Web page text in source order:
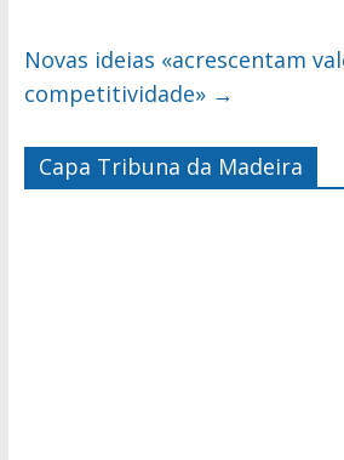
Novas ideias «acrescentam
competitividade» →
Capa Tribuna da Madeira